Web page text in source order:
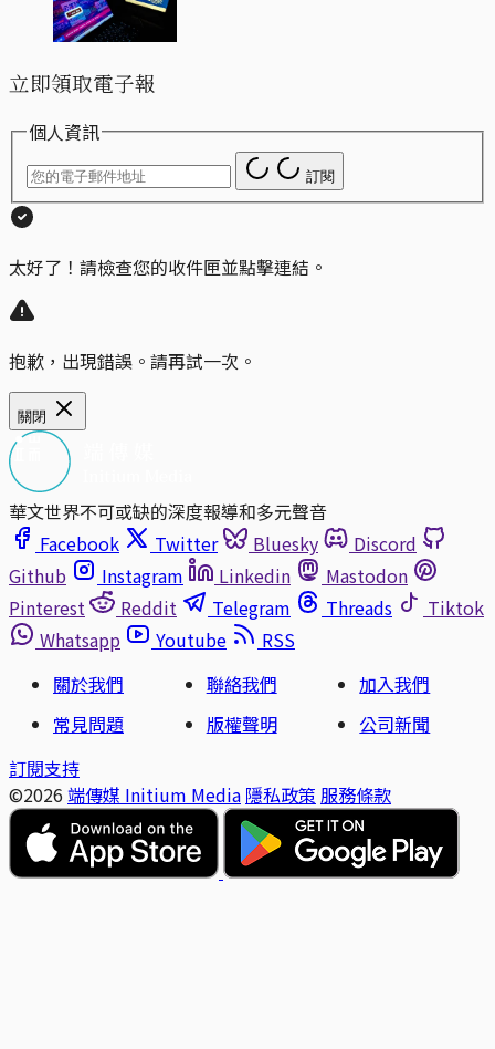
立即領取電子報
個人資訊
訂閱
太好了！請檢查您的收件匣並點擊連結。
抱歉，出現錯誤。請再試一次。
關閉
華文世界不可或缺的深度報導和多元聲音
Facebook
Twitter Bluesky
Discord
Github
Instagram Linkedin
Mastodon
Pinterest
Reddit Telegram Threads
Tiktok
Whatsapp
Youtube
RSS
關於我們
聯絡我們
加入我們
常見問題
版權聲明
公司新聞
訂閱支持
©2026 端傳媒 Initium Media 隱私政策 服務條款